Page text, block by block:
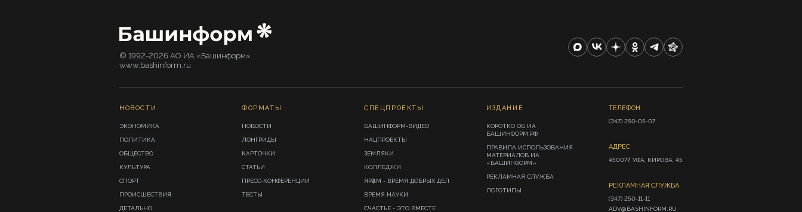
© 1992-2026 АО ИА «Башинформ».
www.bashinform.ru
НОВОСТИ
ЭКОНОМИКА
ПОЛИТИКА
ОБЩЕСТВО
КУЛЬТУРА
СПОРТ
ПРОИСШЕСТВИЯ
ДЕТАЛЬНО
ФОРМАТЫ
НОВОСТИ
ЛОНГРИДЫ
КАРТОЧКИ
СТАТЬИ
ПРЕСС-КОНФЕРЕНЦИИ
ТЕСТЫ
СПЕЦПРОЕКТЫ
БАШИНФОРМ-ВИДЕО
НАЦПРОЕКТЫ
ЗЕМЛЯКИ
КОЛЛЕДЖИ
ЯРҘАМ - ВРЕМЯ ДОБРЫХ ДЕЛ
ВРЕМЯ НАУКИ
СЧАСТЬЕ - ЭТО ВМЕСТЕ
ИЗДАНИЕ
КОРОТКО ОБ ИА
БАШИНФОРМ.РФ
ПРАВИЛА ИСПОЛЬЗОВАНИЯ
МАТЕРИАЛОВ ИА
«БАШИНФОРМ»
РЕКЛАМНАЯ СЛУЖБА
ЛОГОТИПЫ
ТЕЛЕФОН
(347) 250-05-07
АДРЕС
450077, УФА, КИРОВА, 45
РЕКЛАМНАЯ СЛУЖБА
(347) 250-11-11
ADV@BASHINFORM.RU